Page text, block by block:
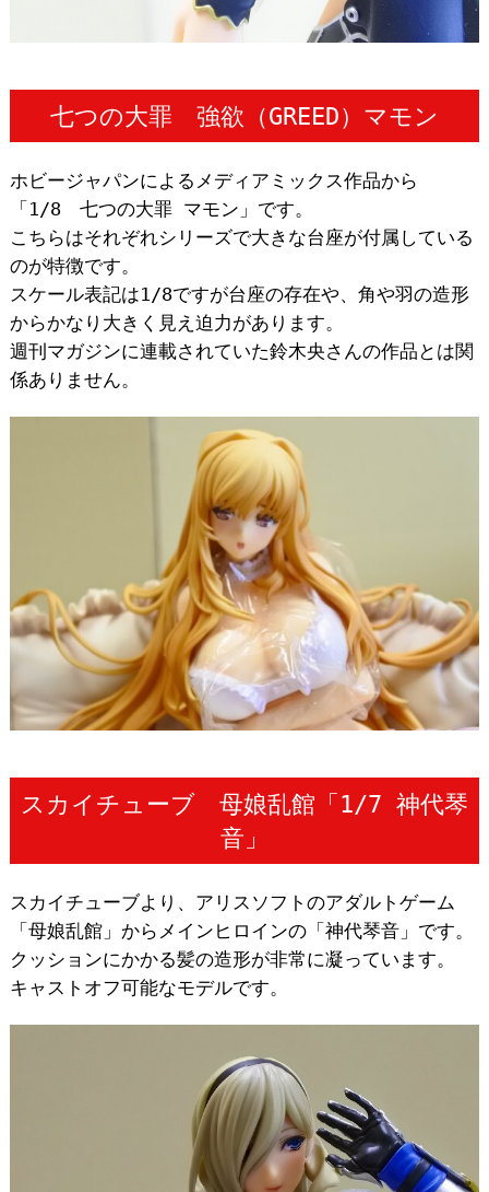
七つの大罪 強欲（GREED）マモン
ホビージャパンによるメディアミックス作品から
「1/8 七つの大罪 マモン」です。
こちらはそれぞれシリーズで大きな台座が付属している
のが特徴です。
スケール表記は1/8ですが台座の存在や、角や羽の造形
からかなり大きく見え迫力があります。
週刊マガジンに連載されていた鈴木央さんの作品とは関
係ありません。
スカイチューブ 母娘乱館「1/7 神代琴
音」
スカイチューブより、アリスソフトのアダルトゲーム
「母娘乱館」からメインヒロインの「神代琴音」です。
クッションにかかる髪の造形が非常に凝っています。
キャストオフ可能なモデルです。